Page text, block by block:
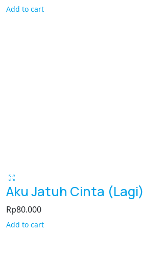
Add to cart
Aku Jatuh Cinta (Lagi)
Rp80.000
Add to cart